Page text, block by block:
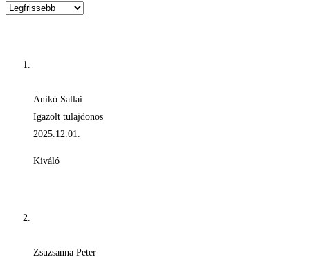
Anikó Sallai
Igazolt tulajdonos
2025.12.01.
Kiváló
Zsuzsanna Peter